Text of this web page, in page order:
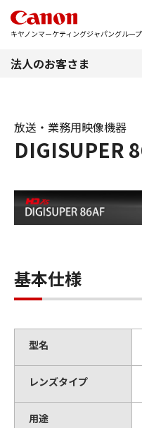
キヤノンマーケティングジャパングループ
法人のお客さま
DIGISUPER
放送・業務用映像機器
基本仕様
型名
レンズタイプ
用途